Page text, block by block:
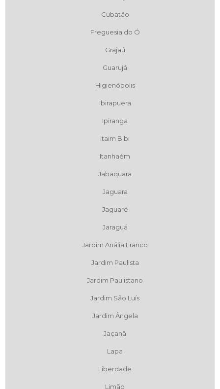
Cubatão
Freguesia do Ó
Grajaú
Guarujá
Higienópolis
Ibirapuera
Ipiranga
Itaim Bibi
Itanhaém
Jabaquara
Jaguara
Jaguaré
Jaraguá
Jardim Anália Franco
Jardim Paulista
Jardim Paulistano
Jardim São Luís
Jardim Ângela
Jaçanã
Lapa
Liberdade
Limão